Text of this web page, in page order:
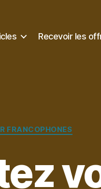
Recevoir les
Catégories
FRANCOPHONES